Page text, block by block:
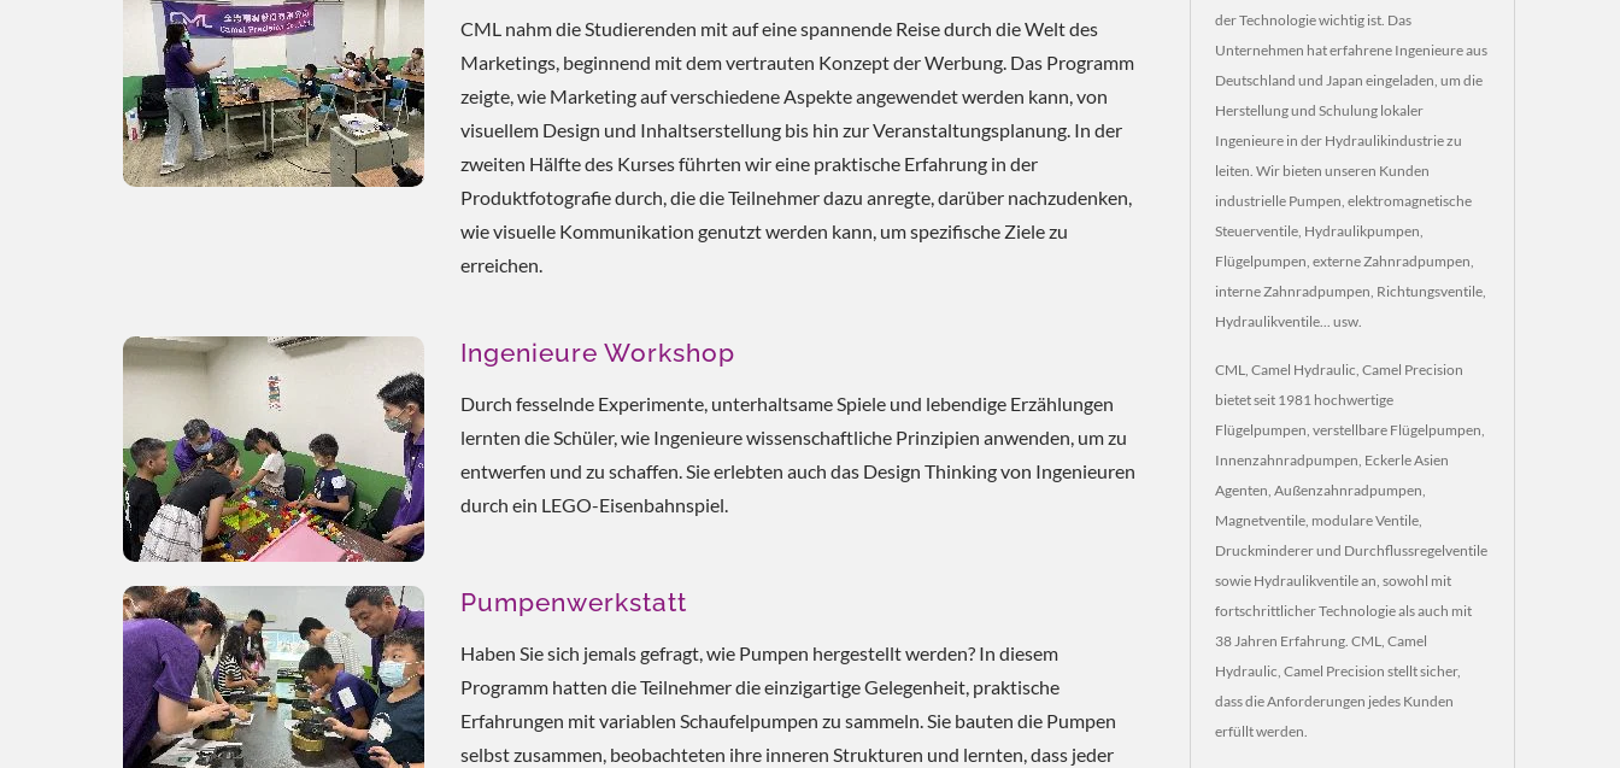
CML nahm die Studierenden mit auf eine spannende Reise durch die Welt des
Marketings, beginnend mit dem vertrauten Konzept der Werbung. Das Programm
zeigte, wie Marketing auf verschiedene Aspekte angewendet werden kann, von
visuellem Design und Inhaltserstellung bis hin zur Veranstaltungsplanung. In der
zweiten Hälfte des Kurses führten wir eine praktische Erfahrung in der
Produktfotografie durch, die die Teilnehmer dazu anregte, darüber nachzudenken,
wie visuelle Kommunikation genutzt werden kann, um spezifische Ziele zu
erreichen.
Ingenieure Workshop
Durch fesselnde Experimente, unterhaltsame Spiele und lebendige Erzählungen
lernten die Schüler, wie Ingenieure wissenschaftliche Prinzipien anwenden, um zu
entwerfen und zu schaffen. Sie erlebten auch das Design Thinking von Ingenieuren
durch ein LEGO-Eisenbahnspiel.
Pumpenwerkstatt
Haben Sie sich jemals gefragt, wie Pumpen hergestellt werden? In diesem
Programm hatten die Teilnehmer die einzigartige Gelegenheit, praktische
Erfahrungen mit variablen Schaufelpumpen zu sammeln. Sie bauten die Pumpen
selbst zusammen, beobachteten ihre inneren Strukturen und lernten, dass jeder
der Technologie wichtig ist. Das
Unternehmen hat erfahrene Ingenieure aus
Deutschland und Japan eingeladen, um die
Herstellung und Schulung lokaler
Ingenieure in der Hydraulikindustrie zu
leiten. Wir bieten unseren Kunden
industrielle Pumpen, elektromagnetische
Steuerventile, Hydraulikpumpen,
Flügelpumpen, externe Zahnradpumpen,
interne Zahnradpumpen, Richtungsventile,
Hydraulikventile... usw.
CML, Camel Hydraulic, Camel Precision
bietet seit 1981 hochwertige
Flügelpumpen, verstellbare Flügelpumpen,
Innenzahnradpumpen, Eckerle Asien
Agenten, Außenzahnradpumpen,
Magnetventile, modulare Ventile,
Druckminderer und Durchflussregelventile
sowie Hydraulikventile an, sowohl mit
fortschrittlicher Technologie als auch mit
38 Jahren Erfahrung. CML, Camel
Hydraulic, Camel Precision stellt sicher,
dass die Anforderungen jedes Kunden
erfüllt werden.